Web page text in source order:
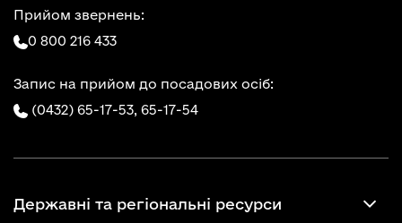
Прийом звернень:
0 800 216 433
Запис на прийом до посадових осіб:
(0432) 65-17-53, 65-17-54
Державні та регіональні ресурси